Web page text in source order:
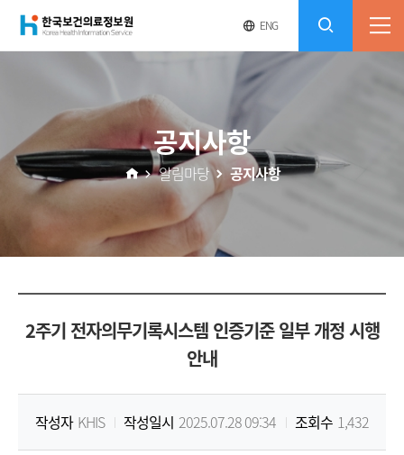
(재)
보
건
의
료
보
ENG영
사
기
전
기
전
체
공지사항
알림마당 공지사항
2주기 전자의무기록시스템 인증기준 일부 개정 시행
안내
작성자 KHIS 작성일시 2025.07.28 09:34 조회수 1,432